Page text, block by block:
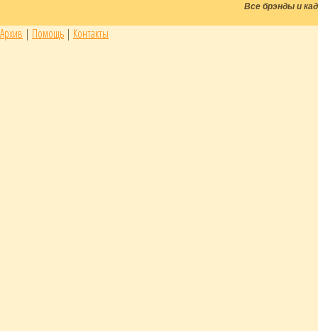
Все брэнды и
Архив | Помощь | Контакты